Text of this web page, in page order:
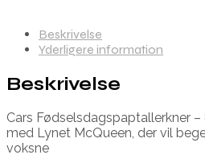
Beskrivelse
Yderligere information
Beskrivelse
Cars Fødselsdagspaptallerkner
med Lynet McQueen, der vil
voksne